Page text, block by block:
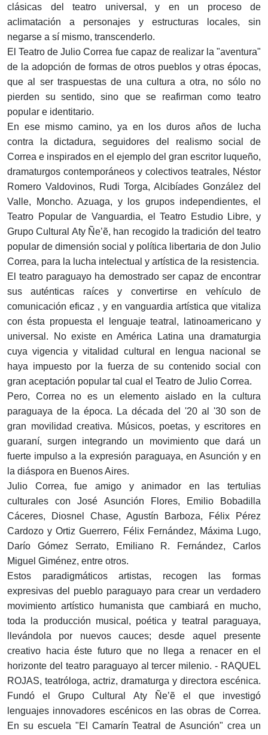
clásicas del teatro universal, y en un proceso de
aclimatación a personajes y estructuras locales, sin
negarse a sí mismo, transcenderlo.
El Teatro de Julio Correa fue capaz de realizar la "aventura"
de la adopción de formas de otros pueblos y otras épocas,
que al ser traspuestas de una cultura a otra, no sólo no
pierden su sentido, sino que se reafirman como teatro
popular e identitario.
En ese mismo camino, ya en los duros años de lucha
contra la dictadura, seguidores del realismo social de
Correa e inspirados en el ejemplo del gran escritor luqueño,
dramaturgos contemporáneos y colectivos teatrales, Néstor
Romero Valdovinos, Rudi Torga, Alcibíades González del
Valle, Moncho. Azuaga, y los grupos independientes, el
Teatro Popular de Vanguardia, el Teatro Estudio Libre, y
Grupo Cultural Aty Ñe’ẽ, han recogido la tradición del teatro
popular de dimensión social y política libertaria de don Julio
Correa, para la lucha intelectual y artística de la resistencia.
El teatro paraguayo ha demostrado ser capaz de encontrar
sus auténticas raíces y convertirse en vehículo de
comunicación eficaz , y en vanguardia artística que vitaliza
con ésta propuesta el lenguaje teatral, latinoamericano y
universal. No existe en América Latina una dramaturgia
cuya vigencia y vitalidad cultural en lengua nacional se
haya impuesto por la fuerza de su contenido social con
gran aceptación popular tal cual el Teatro de Julio Correa.
Pero, Correa no es un elemento aislado en la cultura
paraguaya de la época. La década del '20 al '30 son de
gran movilidad creativa. Músicos, poetas, y escritores en
guaraní, surgen integrando un movimiento que dará un
fuerte impulso a la expresión paraguaya, en Asunción y en
la diáspora en Buenos Aires.
Julio Correa, fue amigo y animador en las tertulias
culturales con José Asunción Flores, Emilio Bobadilla
Cáceres, Diosnel Chase, Agustín Barboza, Félix Pérez
Cardozo y Ortiz Guerrero, Félix Fernández, Máxima Lugo,
Darío Gómez Serrato, Emiliano R. Fernández, Carlos
Miguel Giménez, entre otros.
Estos paradigmáticos artistas, recogen las formas
expresivas del pueblo paraguayo para crear un verdadero
movimiento artístico humanista que cambiará en mucho,
toda la producción musical, poética y teatral paraguaya,
llevándola por nuevos cauces; desde aquel presente
creativo hacia éste futuro que no llega a renacer en el
horizonte del teatro paraguayo al tercer milenio. - RAQUEL
ROJAS, teatróloga, actriz, dramaturga y directora escénica.
Fundó el Grupo Cultural Aty Ñe’ẽ el que investigó
lenguajes innovadores escénicos en las obras de Correa.
En su escuela "El Camarín Teatral de Asunción" crea un